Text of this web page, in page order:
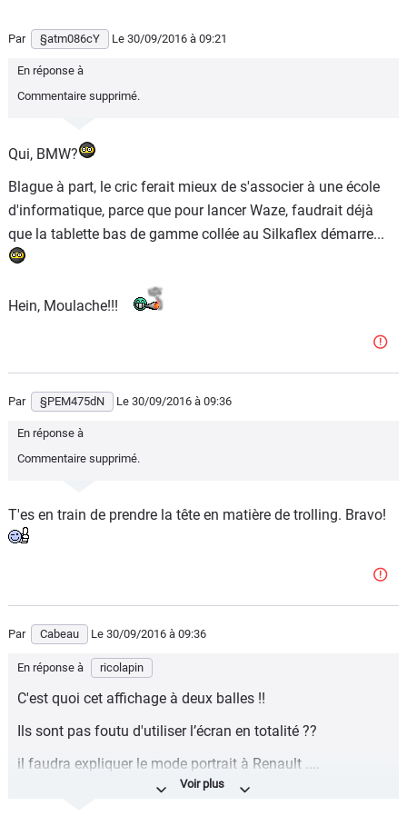
Par §atm086cY Le 30/09/2016 à 09:21
En réponse à
Commentaire supprimé.
Qui, BMW?
Blague à part, le cric ferait mieux de s'associer à une école
d'informatique, parce que pour lancer Waze, faudrait déjà
que la tablette bas de gamme collée au Silkaflex démarre...
Hein, Moulache!!!
Par §PEM475dN Le 30/09/2016 à 09:36
En réponse à
Commentaire supprimé.
T'es en train de prendre la tête en matière de trolling. Bravo!
Par Cabeau Le 30/09/2016 à 09:36
En réponse à ricolapin
C'est quoi cet affichage à deux balles !!
Ils sont pas foutu d'utiliser l’écran en totalité ??
il faudra expliquer le mode portrait à Renault ....